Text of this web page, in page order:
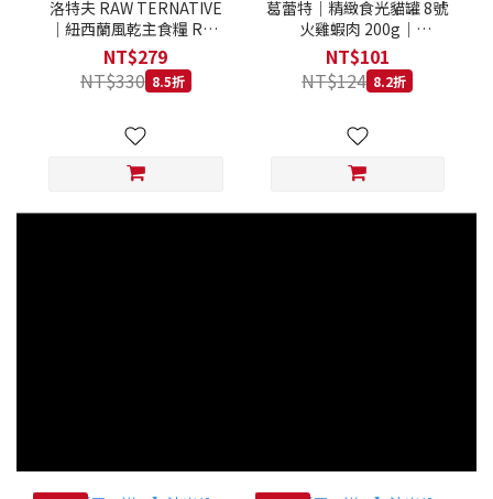
洛特夫 RAW TERNATIVE
｜紐西蘭風乾主食糧 RT3
羊肉 142g｜風乾主食糧 羊
肉 全齡犬 狗飼料
NT$279
NT$330 8.5折
葛蕾特｜精緻食光貓罐 8號
火雞蝦肉 200g｜
GranataPet 200克 主食罐
無穀罐 無膠罐 主食貓罐 德
罐
NT$101
NT$124 8.2折